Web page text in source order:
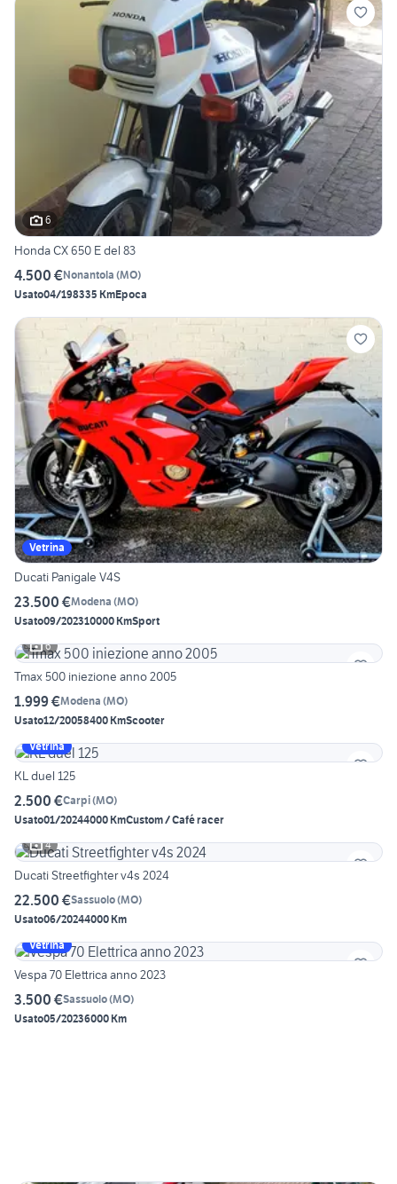
6
Honda CX 650 E del 83
4.500 €Nonantola (MO)
Usato04/198335 KmEpoca
Vetrina
Ducati Panigale V4S
23.500 €Modena (MO)
Usato09/202310000 KmSport
6
Tmax 500 iniezione anno 2005
1.999 €Modena (MO)
Usato12/20058400 KmScooter
Vetrina
KL duel 125
2.500 €Carpi(MO)
Usato01/20244000 KmCustom / Café racer
4
Ducati Streetfighter v4s 2024
22.500 €Sassuolo(MO)
Usato06/20244000 Km
Vetrina
Vespa 70 Elettrica anno 2023
3.500 €Sassuolo(MO)
Usato05/20236000 Km